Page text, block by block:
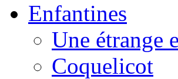
Enfantines
Une étrange
Coquelicot